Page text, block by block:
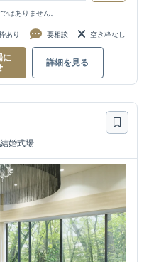
はありません。
あり 要相談 空き枠なし
に
詳細を見る
結婚式場